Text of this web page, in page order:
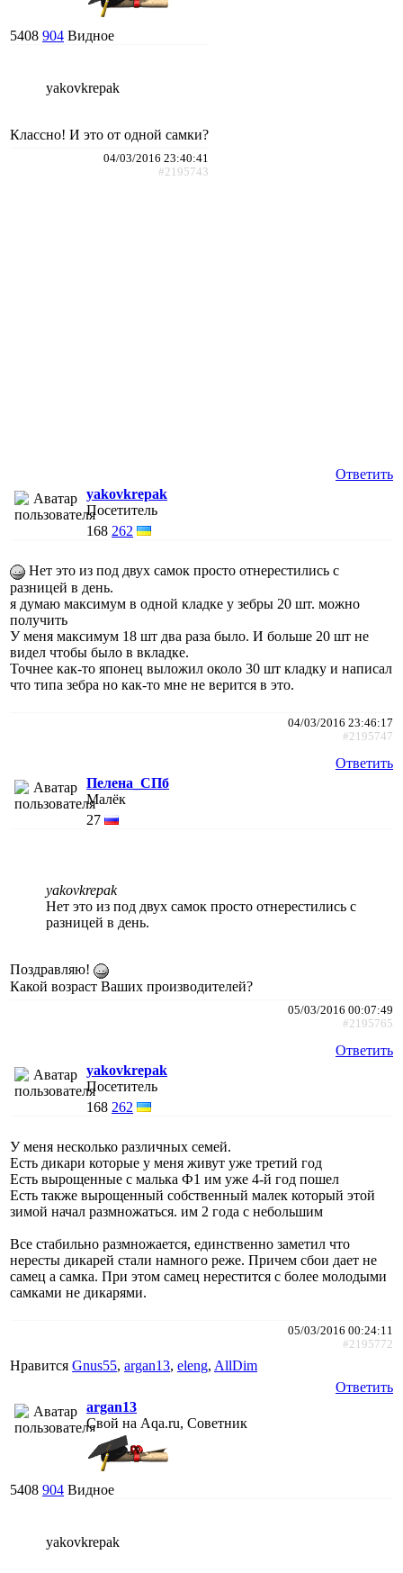
5408 904 Видное
yakovkrepak
Классно! И это от одной самки?
04/03/2016 23:40:41
#2195743
Ответить
yakovkrepak
Посетитель
168 262
Нет это из под двух самок просто отнерестились с
разницей в день.
я думаю максимум в одной кладке у зебры 20 шт. можно
получить
У меня максимум 18 шт два раза было. И больше 20 шт не
видел чтобы было в вкладке.
Точнее как-то японец выложил около 30 шт кладку и написал
что типа зебра но как-то мне не верится в это.
04/03/2016 23:46:17
#2195747
Ответить
Пелена_СПб
Малёк
27
yakovkrepak
Нет это из под двух самок просто отнерестились с
разницей в день.
Поздравляю!
Какой возраст Ваших производителей?
05/03/2016 00:07:49
#2195765
Ответить
yakovkrepak
Посетитель
168 262
У меня несколько различных семей.
Есть дикари которые у меня живут уже третий год
Есть вырощенные с малька Ф1 им уже 4-й год пошел
Есть также вырощенный собственный малек который этой
зимой начал размножаться. им 2 года с небольшим
Все стабильно размножается, единственно заметил что
нересты дикарей стали намного реже. Причем сбои дает не
самец а самка. При этом самец нерестится с более молодыми
самками не дикарями.
05/03/2016 00:24:11
#2195772
Нравится Gnus55, argan13, eleng, AllDim
Ответить
argan13
Свой на Aqa.ru, Советник
5408 904 Видное
yakovkrepak